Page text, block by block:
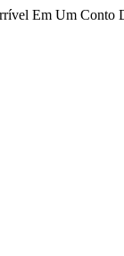
Em Um Conto